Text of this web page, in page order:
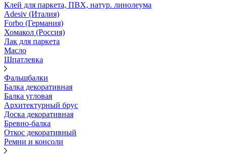
Клей для паркета, ПВХ, натур. линолеума
Adesiv (Италия)
Forbo (Германия)
Хомакол (Россия)
Лак для паркета
Масло
Шпатлевка
Фальшбалки
Балка декоративная
Балка угловая
Архитектурный брус
Доска декоративная
Бревно-балка
Откос декоративный
Ремни и консоли